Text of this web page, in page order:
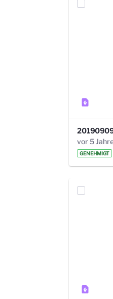
GENEHMIGT